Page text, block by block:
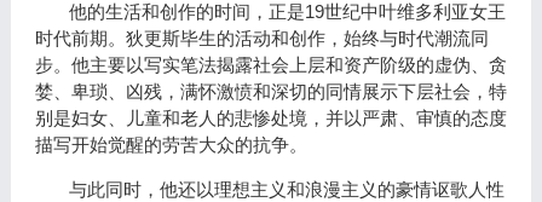
他的生活和创作的时间，正是19世纪中叶维多利亚女王
时代前期。狄更斯毕生的活动和创作，始终与时代潮流同
步。他主要以写实笔法揭露社会上层和资产阶级的虚伪、贪
婪、卑琐、凶残，满怀激愤和深切的同情展示下层社会，特
别是妇女、儿童和老人的悲惨处境，并以严肃、审慎的态度
描写开始觉醒的劳苦大众的抗争。
与此同时，他还以理想主义和浪漫主义的豪情讴歌人性